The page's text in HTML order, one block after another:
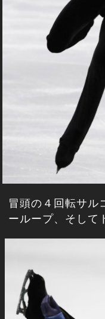
冒頭の４回転サル
ーループ、そして